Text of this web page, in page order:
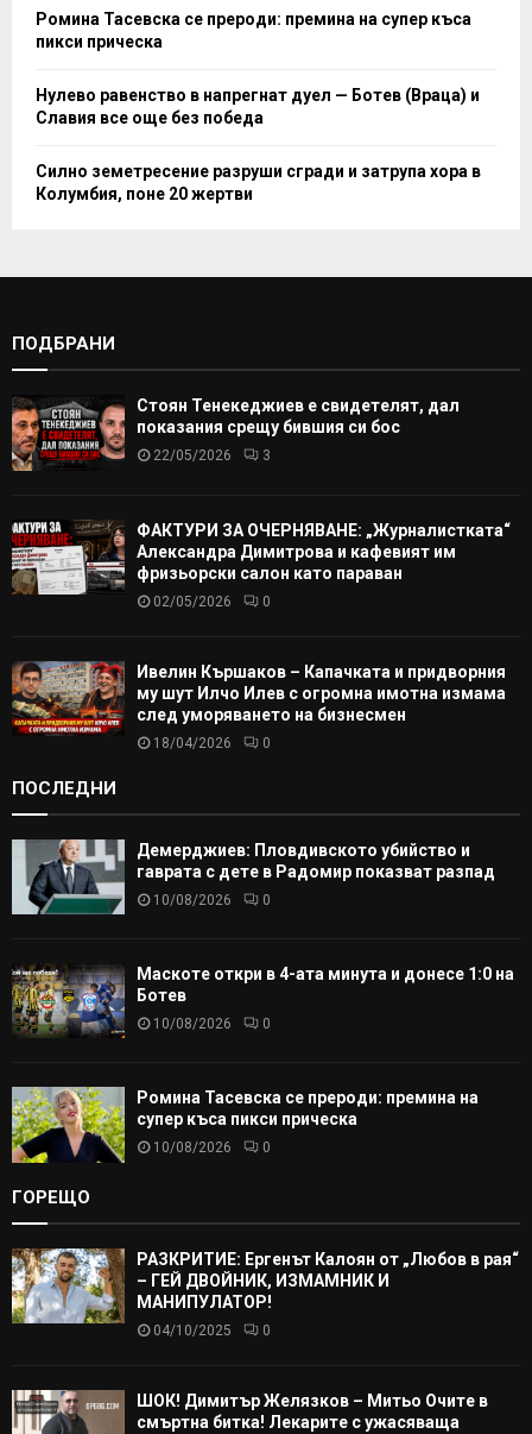
Ромина Тасевска се прероди: премина на супер къса
пикси прическа
Нулево равенство в напрегнат дуел — Ботев (Враца) и
Славия все още без победа
Силно земетресение разруши сгради и затрупа хора в
Колумбия, поне 20 жертви
ПОДБРАНИ
Стоян Тенекеджиев е свидетелят, дал
показания срещу бившия си бос
22/05/2026 3
ФАКТУРИ ЗА ОЧЕРНЯВАНЕ: „Журналистката“
Александра Димитрова и кафевият им
фризьорски салон като параван
02/05/2026 0
Ивелин Кършаков – Капачката и придворния
му шут Илчо Илев с огромна имотна измама
след уморяването на бизнесмен
18/04/2026 0
ПОСЛЕДНИ
Демерджиев: Пловдивското убийство и
гаврата с дете в Радомир показват разпад
10/08/2026 0
Маскоте откри в 4-ата минута и донесе 1:0 на
Ботев
10/08/2026 0
Ромина Тасевска се прероди: премина на
супер къса пикси прическа
10/08/2026 0
ГОРЕЩО
РАЗКРИТИЕ: Ергенът Калоян от „Любов в рая“
– ГЕЙ ДВОЙНИК, ИЗМАМНИК И
МАНИПУЛАТОР!
04/10/2025 0
ШОК! Димитър Желязков – Митьо Очите в
смъртна битка! Лекарите с ужасяваща